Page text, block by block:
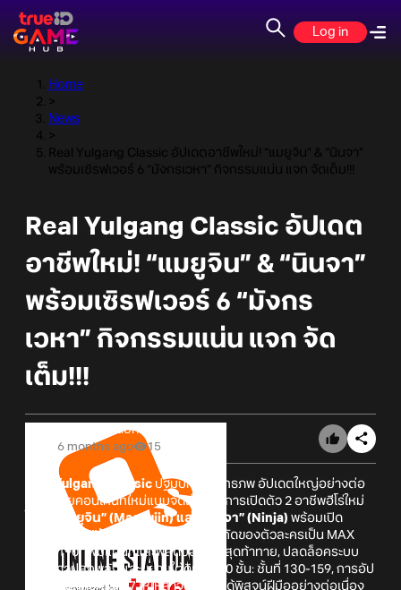
Log in
Home
>
News
>
Real Yulgang Classic อัปเดตอาชีพใหม่! “แมยูจิน” & “นินจา”
พร้อมเซิรฟเวอร์ 6 “มังกรเวหา” กิจกรรมแน่น แจก จัดเต็ม!!!
Real Yulgang Classic อัปเดต
อาชีพใหม่! “แมยูจิน” & “นินจา”
พร้อมเซิรฟเวอร์ 6 “มังกร
เวหา” กิจกรรมแน่น แจก จัด
เต็ม!!!
Online Station
6 months ago
15
Real Yulgang Classic ปฐมบทจ้าวยุทธภพ อัปเดตใหญ่อย่างต่อ
เนื่องด้วยคอนเทนท์ใหม่แบบจัดเต็ม กับการเปิดตัว 2 อาชีพฮีโร่ใหม่
“แมยูจิน” (Maeyujin) และ “นินจา” (Ninja) พร้อมเปิด
เซิร์ฟเวอร์ 6“มังกรเวหา”
ขยายขีดจำกัดของตัวละครเป็น MAX
Level 190, เพิ่มแผนที่และฟิลด์บอสใหม่สุดท้าทาย, ปลดล็อคระบบ
กลุ่มดาวปลุกพลัง และขยายใต้ดิน 1,000 ชั้น: ชั้นที่ 130-159, การอัป
เกรดตัวละครครั้งที่ 7 ให้เหล่าจอมยุทธ์ได้พิสูจน์ฝีมืออย่างต่อเนื่อง